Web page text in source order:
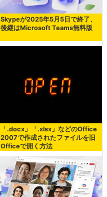
Skypeが2025年5月5日で終了、
後継はMicrosoft Teams無料版
「.docx」「.xlsx」などのOffice
2007で作成されたファイルを旧
Officeで開く方法